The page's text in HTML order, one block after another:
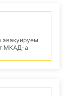
эвакуируем
МКАД-а